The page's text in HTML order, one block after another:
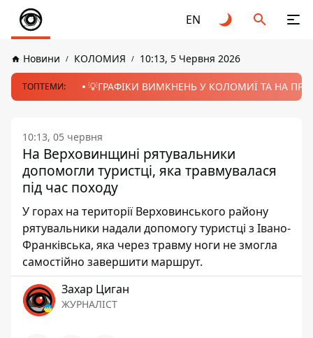
EN
Новини КОЛОМИЯ 10:13, 5 Червня 2026
ТОПТЕМИ: 💡ГРАФІКИ ВИМКНЕНЬ У КОЛОМИЇ ТА НА
10:13, 05 червня
На Верховинщині рятувальники
допомогли туристці, яка травмувалася
під час походу
У горах на території Верховинського району
рятувальники надали допомогу туристці з Івано-
Франківська, яка через травму ноги не змогла
самостійно завершити маршрут.
Захар Циган
ЖУРНАЛІСТ